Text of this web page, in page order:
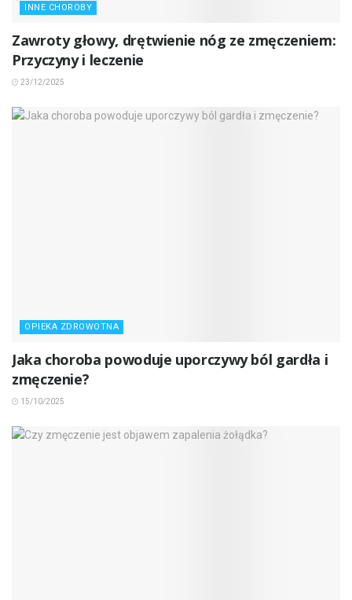
INNE CHOROBY
Zawroty głowy, drętwienie nóg ze zmęczeniem:
Przyczyny i leczenie
23/12/2025
OPIEKA ZDROWOTNA
Jaka choroba powoduje uporczywy ból gardła i
zmęczenie?
15/10/2025